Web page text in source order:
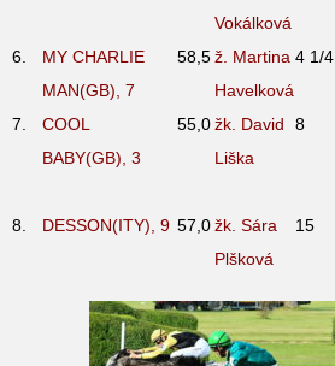
Vokálková
6.
MY CHARLIE
MAN(GB), 7
58,5ž. Martina
Havelková
4 1/4
7.
COOL
BABY(GB), 3
55,0žk. David
Liška
8
8.
DESSON(ITY), 9 57,0žk. Sára
Plšková
15